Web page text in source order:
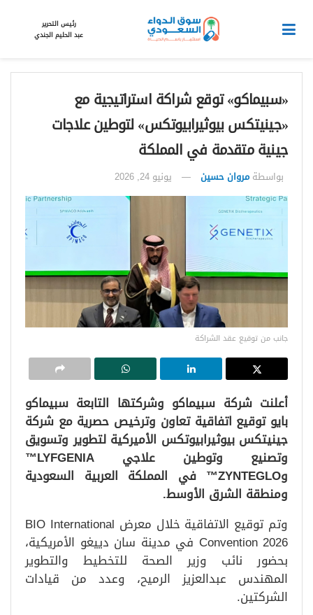
رئيس التحرير
عبد الحليم الجندي
«سبيماكو» توقع شراكة استراتيجية مع
«جينيتكس بيوثيرابيوتكس» لتوطين علاجات
جينية متقدمة في المملكة
بواسطة مروان حسين يونيو 24, 2026
جانب من توقيع عقد الشراكة
أعلنت شركة سبيماكو وشركتها التابعة سبيماكو
بايو توقيع اتفاقية تعاون وترخيص حصرية مع شركة
جينيتكس بيوثيرابيوتكس الأميركية لتطوير وتسويق
وتصنيع وتوطين علاجي LYFGENIA™
وZYNTEGLO™ في المملكة العربية السعودية
ومنطقة الشرق الأوسط.
وتم توقيع الاتفاقية خلال معرض BIO International
Convention 2026 في مدينة سان دييغو الأمريكية،
بحضور نائب وزير الصحة للتخطيط والتطوير
المهندس عبدالعزيز الرميح، وعدد من قيادات
الشركتين.